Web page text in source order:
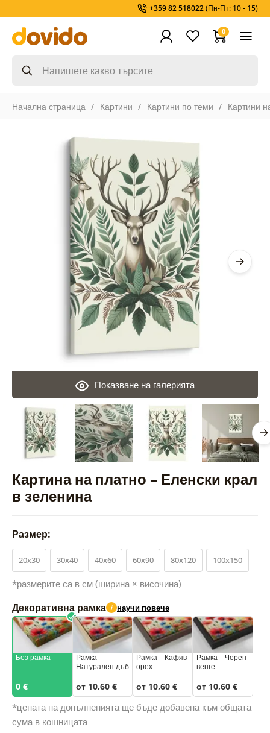
+359 82 518022(Пн-Пт: 10 - 15)
0
Начална страница Картини Картини по теми Картини
Картина на платно – Еленски крал
в зеленина
Показване на галерията
Размер:
20x30 30x40 40x60 60x90 80x120 100x150
*размерите са в см (ширина × височина)
Декоративна рамка i научи повече
Без рамка
0 €
Рамка –
Натурален дъб
от 10,60 €
Рамка – Кафяв
орех
от 10,60 €
Рамка – Черен
венге
от 10,60 €
*цената на допълненията ще бъде добавена към общата
сума в кошницата